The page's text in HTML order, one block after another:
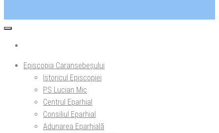
Episcopia Caransebeșului
Istoricul Episcopiei
PS Lucian Mic
Centrul Eparhial
Consiliul Eparhial
Adunarea Eparhială